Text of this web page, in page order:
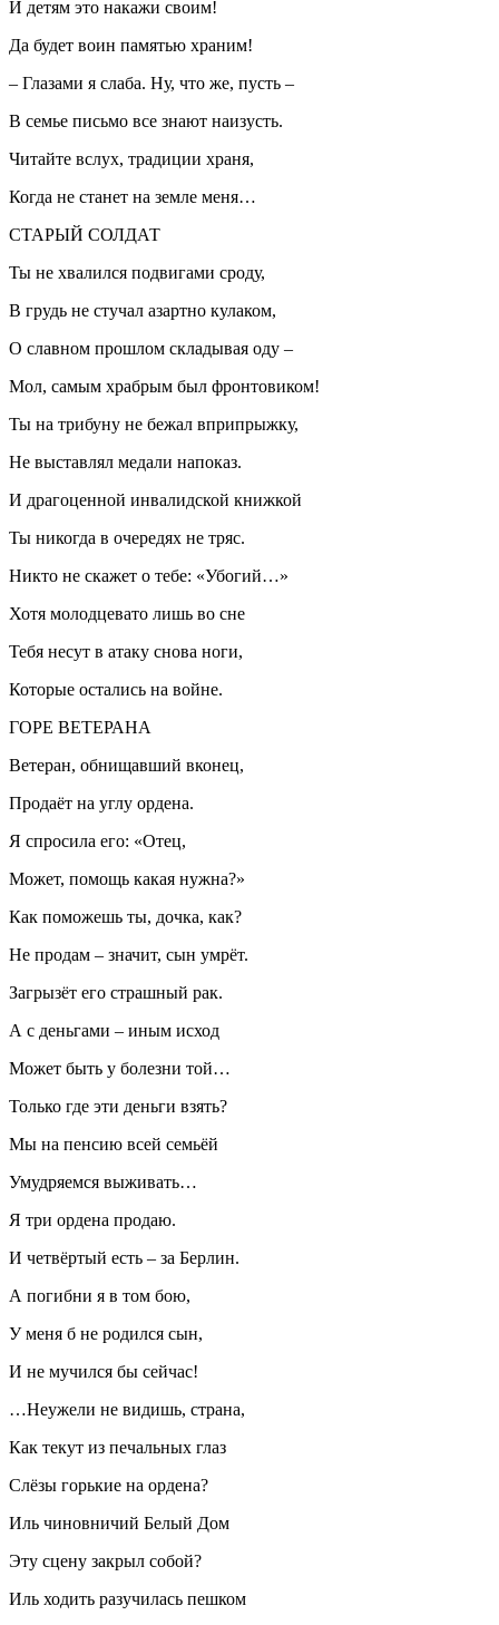
И детям это накажи своим!
Да будет воин памятью храним!
– Глазами я слаба. Ну, что же, пусть –
В семье письмо все знают наизусть.
Читайте вслух, традиции храня,
Когда не станет на земле меня…
СТАРЫЙ СОЛДАТ
Ты не хвалился подвигами сроду,
В грудь не стучал азартно кулаком,
О славном прошлом складывая оду –
Мол, самым храбрым был фронтовиком!
Ты на трибуну не бежал вприпрыжку,
Не выставлял медали напоказ.
И драгоценной инвалидской книжкой
Ты никогда в очередях не тряс.
Никто не скажет о тебе: «Убогий…»
Хотя молодцевато лишь во сне
Тебя несут в атаку снова ноги,
Которые остались на войне.
ГОРЕ ВЕТЕРАНА
Ветеран, обнищавший вконец,
Продаёт на углу ордена.
Я спросила его: «Отец,
Может, помощь какая нужна?»
Как поможешь ты, дочка, как?
Не продам – значит, сын умрёт.
Загрызёт его страшный рак.
А с деньгами – иным исход
Может быть у болезни той…
Только где эти деньги взять?
Мы на пенсию всей семьёй
Умудряемся выживать…
Я три ордена продаю.
И четвёртый есть – за Берлин.
А погибни я в том бою,
У меня б не родился сын,
И не мучился бы сейчас!
…Неужели не видишь, страна,
Как текут из печальных глаз
Слёзы горькие на ордена?
Иль чиновничий Белый Дом
Эту сцену закрыл собой?
Иль ходить разучилась пешком